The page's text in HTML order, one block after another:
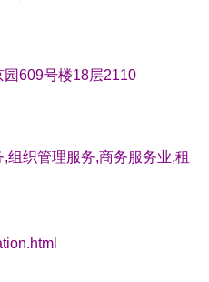
609号楼18层2110
组织管理服务,商务服务业,租